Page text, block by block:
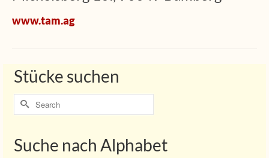
www.tam.ag
Stücke suchen
Search
for:
Suche nach Alphabet